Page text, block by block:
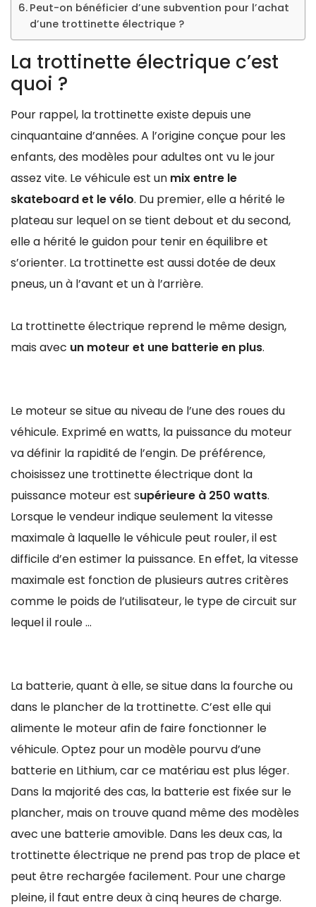
Peut-on bénéficier d’une subvention pour l’achat
d’une trottinette électrique ?
La trottinette électrique c’est
quoi ?
Pour rappel, la trottinette existe depuis une
cinquantaine d’années. A l’origine conçue pour les
enfants, des modèles pour adultes ont vu le jour
assez vite. Le véhicule est un mix entre le
skateboard et le vélo. Du premier, elle a hérité le
plateau sur lequel on se tient debout et du second,
elle a hérité le guidon pour tenir en équilibre et
s’orienter. La trottinette est aussi dotée de deux
pneus, un à l’avant et un à l’arrière.
La trottinette électrique reprend le même design,
mais avec un moteur et une batterie en plus.
Le moteur se situe au niveau de l’une des roues du
véhicule. Exprimé en watts, la puissance du moteur
va définir la rapidité de l’engin. De préférence,
choisissez une trottinette électrique dont la
puissance moteur est supérieure à 250 watts.
Lorsque le vendeur indique seulement la vitesse
maximale à laquelle le véhicule peut rouler, il est
difficile d’en estimer la puissance. En effet, la vitesse
maximale est fonction de plusieurs autres critères
comme le poids de l’utilisateur, le type de circuit sur
lequel il roule …
La batterie, quant à elle, se situe dans la fourche ou
dans le plancher de la trottinette. C’est elle qui
alimente le moteur afin de faire fonctionner le
véhicule. Optez pour un modèle pourvu d’une
batterie en Lithium, car ce matériau est plus léger.
Dans la majorité des cas, la batterie est fixée sur le
plancher, mais on trouve quand même des modèles
avec une batterie amovible. Dans les deux cas, la
trottinette électrique ne prend pas trop de place et
peut être rechargée facilement. Pour une charge
pleine, il faut entre deux à cinq heures de charge.